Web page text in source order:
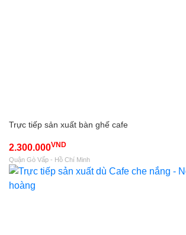
Trực tiếp sản xuất bàn ghế cafe
2.300.000VND
Quận Gò Vấp - Hồ Chí Minh